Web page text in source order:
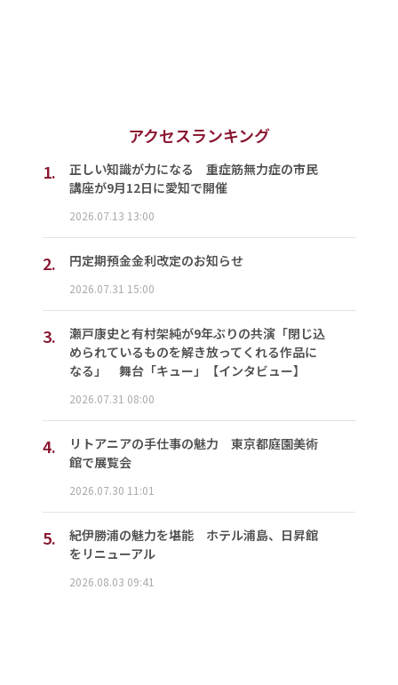
アクセスランキング
1.
正しい知識が力になる 重症筋無力症の市民
講座が9月12日に愛知で開催
2026.07.13 13:00
2. 円定期預金金利改定のお知らせ
2026.07.31 15:00
3.
瀬戸康史と有村架純が9年ぶりの共演「閉じ込
められているものを解き放ってくれる作品に
なる」 舞台「キュー」【インタビュー】
2026.07.31 08:00
4.
リトアニアの手仕事の魅力 東京都庭園美術
館で展覧会
2026.07.30 11:01
5.
紀伊勝浦の魅力を堪能 ホテル浦島、日昇館
をリニューアル
2026.08.03 09:41